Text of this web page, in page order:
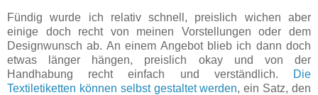
Fündig wurde ich relativ schnell, preislich wichen aber
einige doch recht von meinen Vorstellungen oder dem
Designwunsch ab. An einem Angebot blieb ich dann doch
etwas länger hängen, preislich okay und von der
Handhabung recht einfach und verständlich.
Die
Textiletiketten können selbst gestaltet werden, ein Satz, den